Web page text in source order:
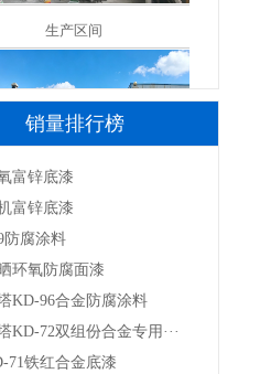
厂区大门
销量排行榜
富锌底漆
富锌底漆
防腐涂料
环氧防腐面漆
KD-96合金防腐涂料
KD-72双组份合金专用···
71铁红合金底漆